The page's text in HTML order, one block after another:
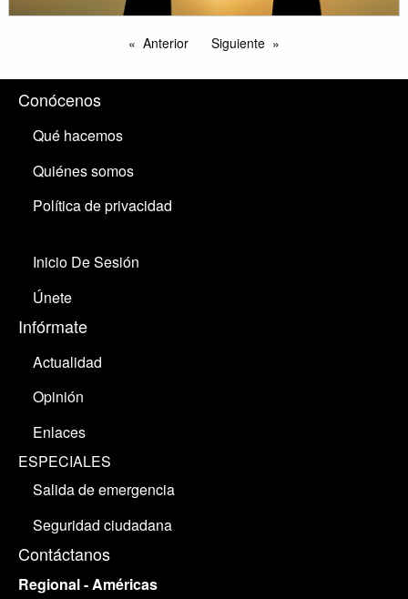
Anterior Siguiente
Conócenos
Qué hacemos
Quiénes somos
Política de privacidad
Inicio De Sesión
Únete
Infórmate
Actualidad
Opinión
Enlaces
ESPECIALES
Salida de emergencia
Seguridad ciudadana
Contáctanos
Regional - Américas